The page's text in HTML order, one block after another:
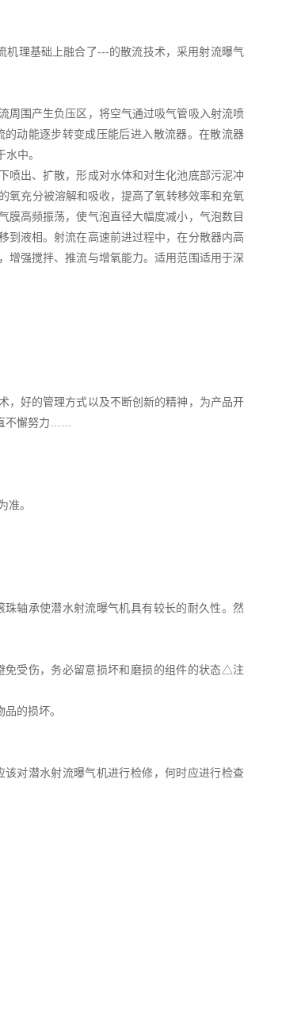
理基础上融合了---的散流技术，采用射流曝气
围产生负压区，将空气通过吸气管吸入射流喷
动能逐步转变成压能后进入散流器。在散流器
中。
出、扩散，形成对水体和对生化池底部污泥冲
氧充分被溶解和吸收，提高了氧转移效率和充氧
膜高频振荡，使气泡直径大幅度减小，气泡数目
到液相。射流在高速前进过程中，在分散器内高
增强搅拌、推流与增氧能力。适用范围适用于深
，好的管理方式以及不断创新的精神，为产品开
不懈努力……
准。
轴承使潜水射流曝气机具有较长的耐久性。然
受伤，务必留意损坏和磨损的组件的状态△注
的损坏。
对潜水射流曝气机进行检修，何时应进行检查